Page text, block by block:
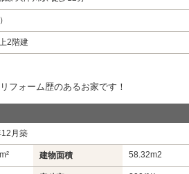
2階建
フォーム歴のあるお家です！
月築
建物面積 58.32m2